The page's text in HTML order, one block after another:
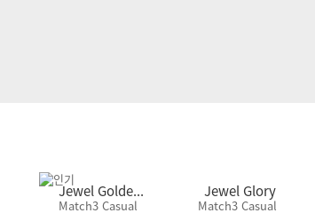
Jewel Golde...
Match3 Casual
Jewel Glory
Match3 Casual